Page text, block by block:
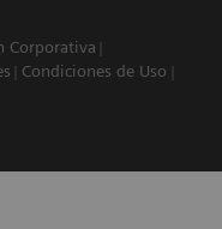
Corporativa
Condiciones de Uso